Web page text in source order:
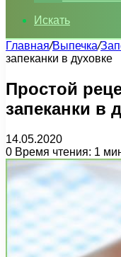
Искать
Главная/Выпечка/
запеканки в духовке
Простой
запеканки в
14.05.2020
0 Время чтения: 1